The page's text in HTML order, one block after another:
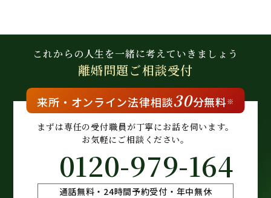
これからの人生を一緒に考えていきましょう
離婚問題ご相談受付
来所・ オンライン法律相談30分無料※
まずは専任の受付職員が丁寧にお話を伺います。
お気軽にご相談ください。
0120-979-164
通話無料・24時間予約受付・年中無休